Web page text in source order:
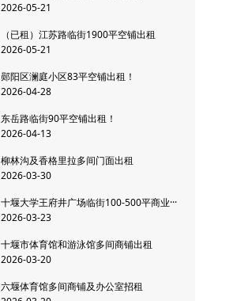
2026-05-21
（已租）江苏路临街1900平空铺出租
2026-05-21
郧阳区澜庭小区83平空铺出租！
2026-04-28
东岳路临街90平空铺出租！
2026-04-13
柳林沟及香格里拉多间门面出租
2026-03-30
十堰大学王府井广场临街100-500平商业···
2026-03-23
十堰市体育馆和游泳馆多间商铺出租
2026-03-20
六堰体育馆多间商铺及办公室招租